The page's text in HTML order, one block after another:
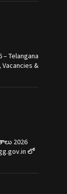
– Telangana
&
2026
లో